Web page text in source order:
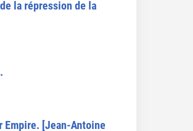
la répression de la
Empire. [Jean-Antoine